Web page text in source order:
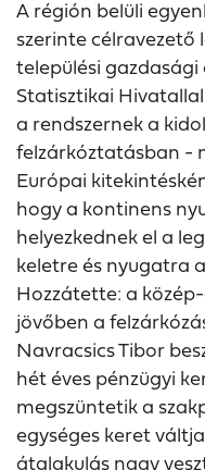
A régión belüli
szerinte célravezető
települési gazdasági
Statisztikai
a rendszernek a
felzárkóztatásban -
Európai
hogy a kontinens
helyezkednek el a
keletre és nyugatra
Hozzátette: a
jövőben a
Navracsics Tibor
hét éves pénzügyi
megszüntetik a
egységes keret
átalakulás nagy